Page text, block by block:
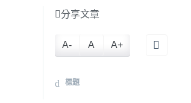
分享文章
A- A A+
標題